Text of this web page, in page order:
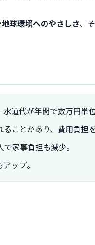
地球環境へのやさしさ、
道代が年間で数万円単
ことがあり、費用負担
家事負担も減少。
ップ。